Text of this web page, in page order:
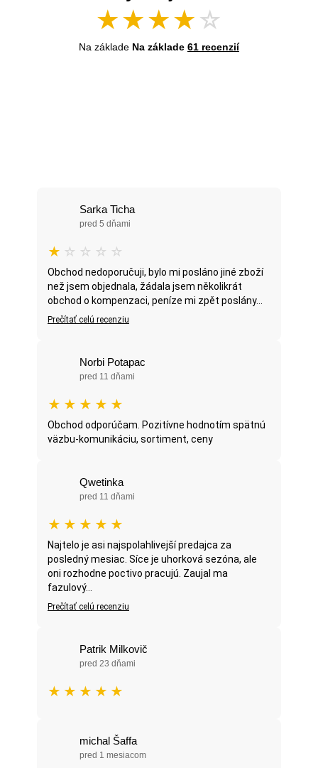
★★★★☆
Na základe Na základe 61 recenzií
Sarka Ticha
pred 5 dňami
★ ☆ ☆ ☆ ☆
Obchod nedoporučuji, bylo mi posláno jiné zboží
než jsem objednala, žádala jsem několikrát
obchod o kompenzaci, peníze mi zpět poslány...
Prečítať celú recenziu
Norbi Potapac
pred 11 dňami
★ ★ ★ ★ ★
Obchod odporúčam. Pozitívne hodnotím spätnú
väzbu-komunikáciu, sortiment, ceny
Qwetinka
pred 11 dňami
★ ★ ★ ★ ★
Najtelo je asi najspolahlivejší predajca za
posledný mesiac. Síce je uhorková sezóna, ale
oni rozhodne poctivo pracujú. Zaujal ma
fazulový...
Prečítať celú recenziu
Patrik Milkovič
pred 23 dňami
★ ★ ★ ★ ★
michal Šaffa
pred 1 mesiacom